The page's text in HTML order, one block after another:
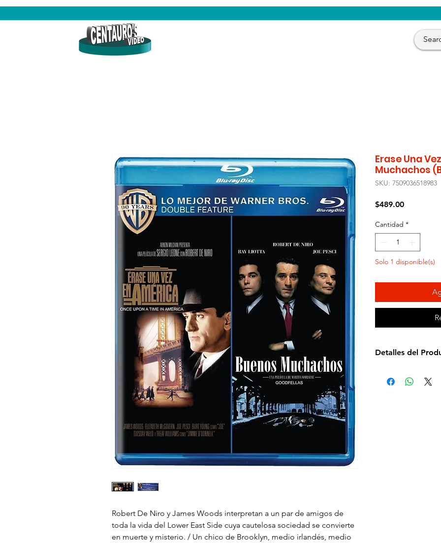
Robert De Niro y James Woods interpretan a un par de amigos de
toda la vida del Lower East Side cuya cautelosa sociedad se convierte
en muerte y misterio. / Un chico de Brooklyn, medio irlandés, medio
Erase Una
Muchachos
SKU: 7509036518983
$489.00Precio
Cantidad *
Solo 1 disponible(s)
Detalles del
Subtítulos: